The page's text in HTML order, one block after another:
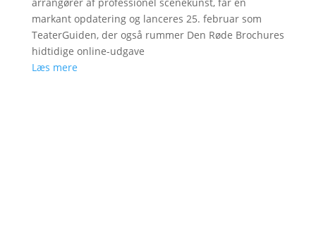
markant opdatering og lanceres 25. februar som
TeaterGuiden, der også rummer Den Røde Brochures
hidtidige online-udgave
Læs mere